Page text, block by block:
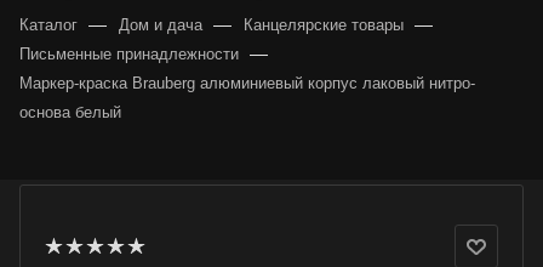
Каталог — Дом и дача — Канцелярские товары —
Письменные принадлежности —
Маркер-краска Brauberg алюминиевый корпус лаковый нитро-
основа белый